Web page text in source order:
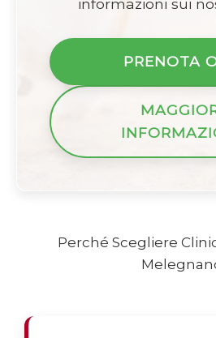
informazioni sui
PRENOTA
Perché Scegliere